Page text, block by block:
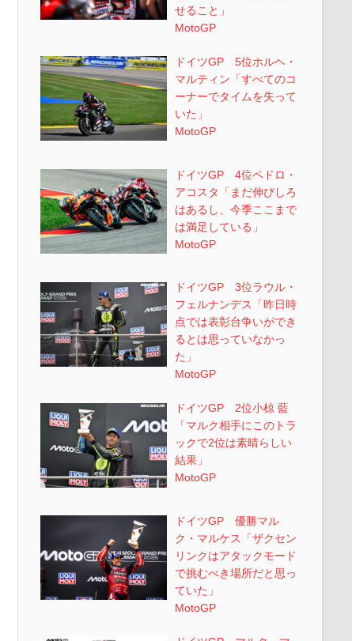
せること」
MotoGP
ドイツGP 5位ホルヘ・
マルティン「すべてのコ
ーナーでタイムを失って
いた」
MotoGP
ドイツGP 4位ペドロ・
アコスタ「まだ伸びしろ
はあるし、今季ここまで
は満足している」
MotoGP
ドイツGP 3位ラウル・
フェルナンデス「昨日時
点では表彰台争いができ
るとは思っていなかっ
た」
MotoGP
ドイツGP 2位小椋 藍
「マルク相手にこのトラ
ックで2位は素晴らしい
結果」
MotoGP
ドイツGP 優勝マル
ク・マルケス「ザクセン
リンクはアタックモード
で挑むべき場所だと思っ
ていた」
MotoGP